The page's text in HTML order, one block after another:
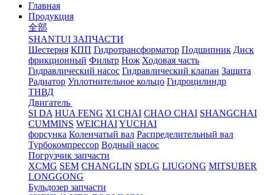
Главная
Продукция
全部
SHANTUI ЗАПЧАСТИ
Шестерня КПП Гидротрансформатор Подшипник Диск
фрикционный Фильтр Нож Ходовая часть
Гидравлический насос Гидравлический клапан Защита
Радиатор Уплотнительное кольцо Гидроцилиндр
ТНВД
Двигатель
SI DA HUA FENG XI CHAI CHAO CHAI SHANGCHAI
CUMMINS WEICHAIYUCHAI
форсунка Коленчатый вал Распределительный вал
Турбокомпрессор Водный насос
Погрузчик запчасти
XCMG SEM CHANGLIN SDLG LIUGONG MITSUBER
LONGGONG
Бульдозер запчасти